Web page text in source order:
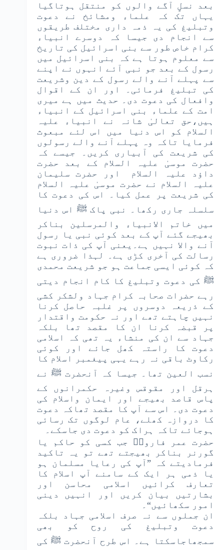
بعد نسلٍ آگے والوں کو منتقل ہوتاگیا
یہاں تک کہ علماء ومشائخ نے دعوت
وتبلیغ کی یہ ذمہ داری مختلف طریقوں
سے انجام دی جیسا کہ دوسرے انبیاء
کرام خاص طور سے بنی اسرائیل کی تاریخ
سے معلوم ہوتا ہے کہ بنی اسرائیل میں
رسول کے بعد جو نبی آئے انہوں نے اپنے
سے پہلے آنے والے رسول کے دین وشریعت
کی تبلیغ فرمائی۔ اور ان کے اقوال
وافعال کی دعوت دی۔ حدیث میں ہے میری
امت کے علماء بنی اسرائیل کے انبیاء
ہیں،حق تعالیٰ شانہ نے انبیاء علیہ
السلام کو اس دنیا میں اس لئے مبعوث
فرمایا تاکہ وہ پہلے آنے والے رسولوں
کی شریعت کی آبیاری کریں۔ جیسے کہ
حضرت موسیٰ علیہ السلام کے بعد حضرت
داؤد علیہ السلام اور حضرت سلیمان
علیہ السلام نے حضرت موسیٰ علیہ السلام
کی شریعت پر عمل کیا۔ اس کی دعوت کا
سلسلہ جاری رکھا۔ نبی پاک ﷺ اس دنیا
میں خاتم الانبیاء والمرسلین بناکر
بھیجے گئے آپ کے بعد کوئی نبی یا رسول
آنے والا نہیں ہے۔یعنی آپ کی ذات نبوت
رسالت کی آخری کڑی ہے۔ لہذا ضروری ہے
کہ کوئی ایسی جماعت ہو جو شریعت محمدی
ﷺ کی دعوت وتبلیغ کا کام انجام دیتی
رہے حضرات صحابہ کرام جہاد ولشکر کشی
کے ذریعہ دوسروں پر غلبہ حاصل کرنا
نہیں چاہتے تھے اور نہ حکومت واقتدار
پر قبضہ کرنا ان کا مقصد تھا بلکہ
جہاد سے ان کی منشاء یہ تھی کہ اسلامی
دعوت کا راستہ کھل جائے اور کوئی
رکاوٹ باقی نہ رہے یہی پیغمبر اسلام کا
نسب العین تھا۔ جیسا کہ آنحضرت ﷺ نے
ہرقل اور مقوقس وغیرہ حکمرانوں کے
پاس قاصد بھیجے اور ایمان واسلام کی
دعوت دی۔ اس سے آپ کا مقصد تھاکہ دعوت
کا دروازہ کھلے، عام لوگوں تک رسائی
ہوجائے تاکہ ہراک کو دعوت دی جاسکے۔
حضرت عمر فاروقؓ جب کسی کو حاکم یا
گورنر بناکر بھیجتے تھے تو یہ تاکید
فرمادیتے کہ ”آپ کی رعایا مسلمان ہو
یا ذمی ہر ایک کے سامنے آپ اسلام کا
تعارف کرائیں اسلامی محاسن اور
بشارتیں بیان کریں اور انہیں دینی
امور سکھائیں“۔
ان جملوں سے نہ صرف اسلامی جہاد بلکہ
دعوت وتبلیغ کی روح کو بھی
سمجھاجاسکتا ہے۔ اس طرح آنحضرت ﷺ کی